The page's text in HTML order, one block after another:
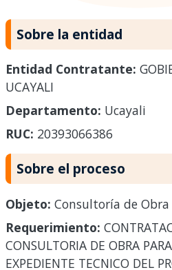
Sobre la entidad
Entidad Contratante:
UCAYALI
Departamento: Ucayali
RUC: 20393066386
Sobre el proceso
Objeto: Consultoría de Obra
Requerimiento:
CONSULTORIA DE OBRA
EXPEDIENTE TECNICO DEL